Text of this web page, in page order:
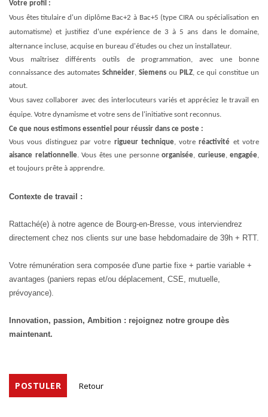
Votre profil :
Vous êtes titulaire d'un diplôme Bac+2 à Bac+5 (type CIRA ou spécialisation en
automatisme) et justifiez d'une expérience de 3 à 5 ans dans le domaine,
alternance incluse, acquise en bureau d'études ou chez un installateur.
Vous maîtrisez différents outils de programmation, avec une bonne
connaissance des automates Schneider, Siemens ou PILZ, ce qui constitue un
atout.
Vous savez collaborer avec des interlocuteurs variés et appréciez le travail en
équipe. Votre dynamisme et votre sens de l'initiative sont reconnus.
Ce que nous estimons essentiel pour réussir dans ce poste :
Vous vous distinguez par votre rigueur technique, votreréactivité et votre
aisance relationnelle. Vous êtes une personne organisée, curieuse, engagée,
et toujours prête à apprendre.
Contexte de travail :
Rattaché(e) à notre agence de Bourg-en-Bresse, vous interviendrez
directement chez nos clients sur une base hebdomadaire de 39h + RTT.
Votre rémunération sera composée d'une partie fixe + partie variable +
avantages (paniers repas et/ou déplacement, CSE, mutuelle,
prévoyance).
Innovation, passion, Ambition : rejoignez notre groupe dès
maintenant.
Retour
POSTULER